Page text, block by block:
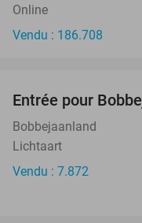
Online
Vendu : 186.708
Entrée pour
Bobbejaanland
Lichtaart
Vendu : 7.872